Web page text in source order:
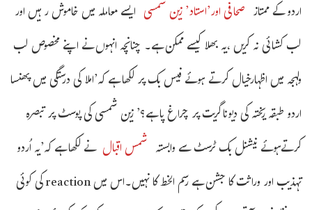
اردو کے ممتاز صحافی اور’استاد’ زین شمسی ایسے معاملہ میں خاموش رہیں اور
لب کشائی نہ کریں ،یہ بھلا کیسے ممکن ہے۔ چنانچہ انہوں نے اپنے مخصوص لب
ولہجہ میں اظہارخیال کرتے ہوئے فیس بک پر لکھا ہے کہ’املا کی درستگی میں پھنسا
اردو طبقہ ریختہ کی دیوناگریت پر چراغ پا ہے؟’ زین شمسی کی پوسٹ پر تبصرہ
کرتےہوئے نیشنل بک ٹرسٹ سے وابستہ شمس اقبالنے لکھا ہے کہ’یہ اُردو
تہذیب اور وراثت کا جشن ہے رسم الخط کا نہیں۔اس میں reaction کی کوئی